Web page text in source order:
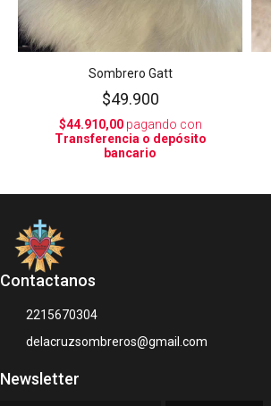
Sombrero Gatt
$49.900
$44.910,00pagando con
Transferencia o depósito
bancario
Contactanos
2215670304
delacruzsombreros@gmail.com
Newsletter